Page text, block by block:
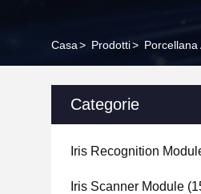
Casa> Prodotti>
Categorie
Iris Recognition
Iris Scanner Module